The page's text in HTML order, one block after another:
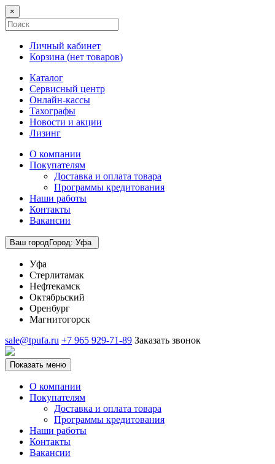
×
Личный кабинет
Корзина (нет товаров)
Каталог
Сервисный центр
Онлайн-кассы
Тахографы
Новости и акции
Лизинг
О компании
Покупателям
Доставка и оплата товара
Программы кредитования
Наши работы
Контакты
Вакансии
Ваш городГород: Уфа
Уфа
Стерлитамак
Нефтекамск
Октябрьский
Оренбург
Магнитогорск
sale@tpufa.ru +7 965 929-71-89 Заказать звонок
Показать меню
О компании
Покупателям
Доставка и оплата товара
Программы кредитования
Наши работы
Контакты
Вакансии